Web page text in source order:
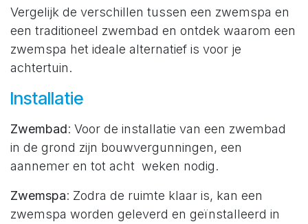
Vergelijk de verschillen tussen een zwemspa en
een traditioneel zwembad en ontdek waarom een
zwemspa het ideale alternatief is voor je
achtertuin.
Installatie
Zwembad: Voor de installatie van een zwembad
in de grond zijn bouwvergunningen, een
aannemer en tot acht weken nodig.
Zwemspa: Zodra de ruimte klaar is, kan een
zwemspa worden geleverd en geïnstalleerd in